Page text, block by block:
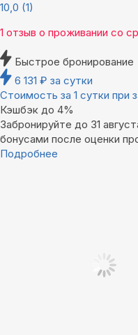
10,0 (1)
1 отзыв о проживании со
Быстрое бронирование
6 131 ₽ за сутки
Стоимость за 1 сутки при
Кэшбэк до 4%
Забронируйте до 31
бонусами после оценки
Подробнее